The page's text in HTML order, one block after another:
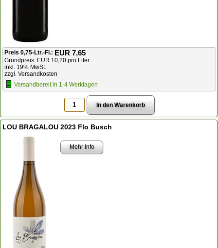
Preis 0,75-Ltr.-Fl.: EUR 7,65
Grundpreis: EUR 10,20 pro Liter
inkl. 19% MwSt.
zzgl. Versandkosten
Versandbereit in 1-4 Werktagen
LOU BRAGALOU 2023 Flo Busch
Mehr Info